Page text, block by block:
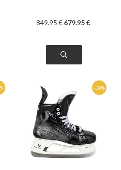
849.95€ 679.95€